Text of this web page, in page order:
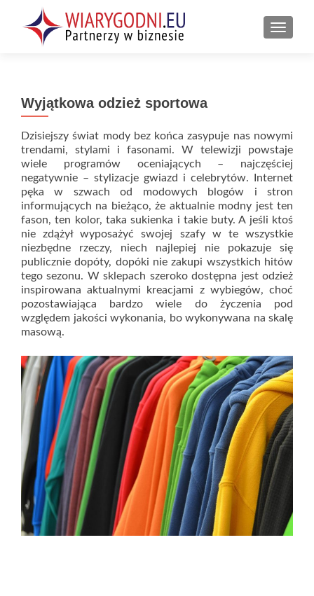
Wyjątkowa odzież sportowa
Dzisiejszy świat mody bez końca zasypuje nas nowymi
trendami, stylami i fasonami. W telewizji powstaje
wiele programów oceniających – najczęściej
negatywnie – stylizacje gwiazd i celebrytów. Internet
pęka w szwach od modowych blogów i stron
informujących na bieżąco, że aktualnie modny jest ten
fason, ten kolor, taka sukienka i takie buty. A jeśli ktoś
nie zdążył wyposażyć swojej szafy w te wszystkie
niezbędne rzeczy, niech najlepiej nie pokazuje się
publicznie dopóty, dopóki nie zakupi wszystkich hitów
tego sezonu. W sklepach szeroko dostępna jest odzież
inspirowana aktualnymi kreacjami z wybiegów, choć
pozostawiająca bardzo wiele do życzenia pod
względem jakości wykonania, bo wykonywana na skalę
masową.